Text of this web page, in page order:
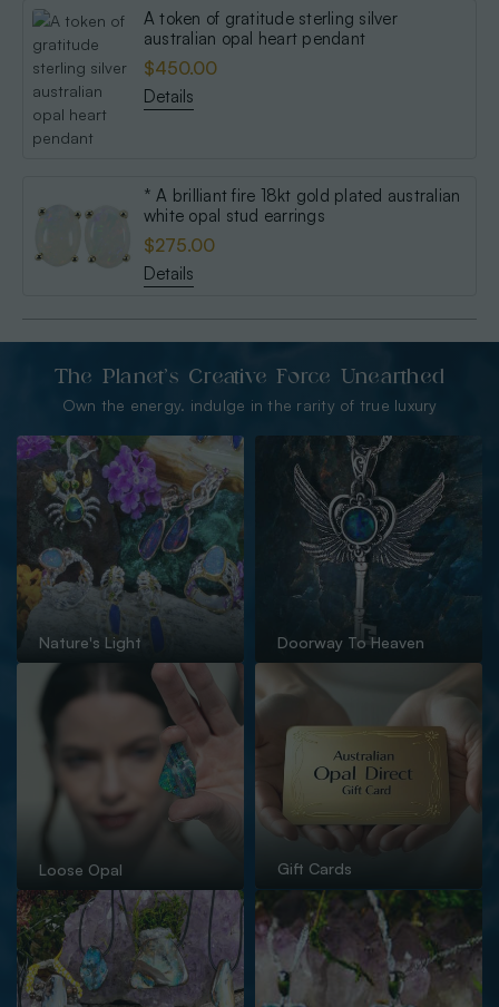
A token of gratitude sterling silver
australian opal heart pendant
$450.00
Details
* A brilliant fire 18kt gold plated australian
white opal stud earrings
$275.00
Details
The Planet’s Creative Force Unearthed
Own the energy. indulge in the rarity of true luxury
Nature's Light Doorway To Heaven
Loose Opal Gift Cards